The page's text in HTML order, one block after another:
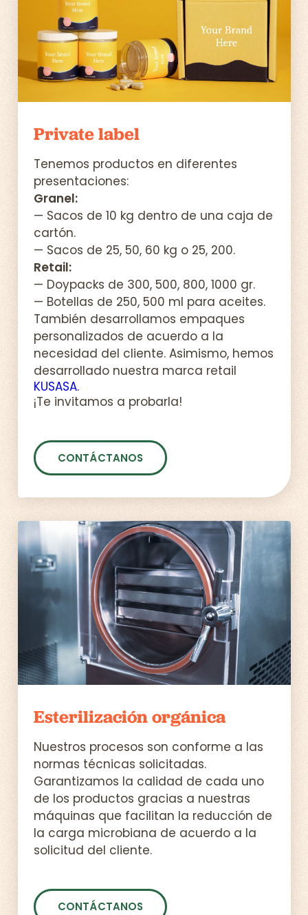
Private label
Tenemos productos en diferentes
presentaciones:
Granel:
— Sacos de 10 kg dentro de una caja de
cartón.
— Sacos de 25, 50, 60 kg o 25, 200.
Retail:
— Doypacks de 300, 500, 800, 1000 gr.
— Botellas de 250, 500 ml para aceites.
También desarrollamos empaques
personalizados de acuerdo a la
necesidad del cliente. Asimismo, hemos
desarrollado nuestra marca retail
KUSASA.
¡Te invitamos a probarla!
CONTÁCTANOS
Esterilización orgánica
Nuestros procesos son conforme a las
normas técnicas solicitadas.
Garantizamos la calidad de cada uno
de los productos gracias a nuestras
máquinas que facilitan la reducción de
la carga microbiana de acuerdo a la
solicitud del cliente.
CONTÁCTANOS